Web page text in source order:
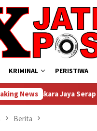
KRIMINAL PERISTIWA
News
Nilai Kepemimpinan
Berita